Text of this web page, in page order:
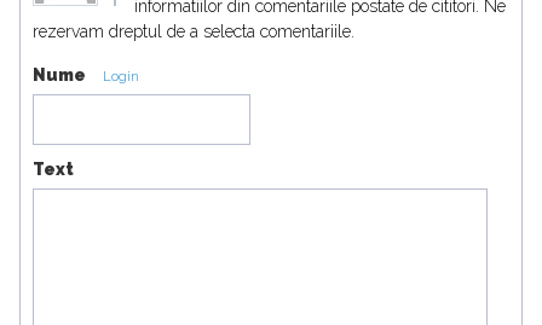
informatiilor din comentariile postate de cititori. Ne
rezervam dreptul de a selecta comentariile.
Nume Login
Text